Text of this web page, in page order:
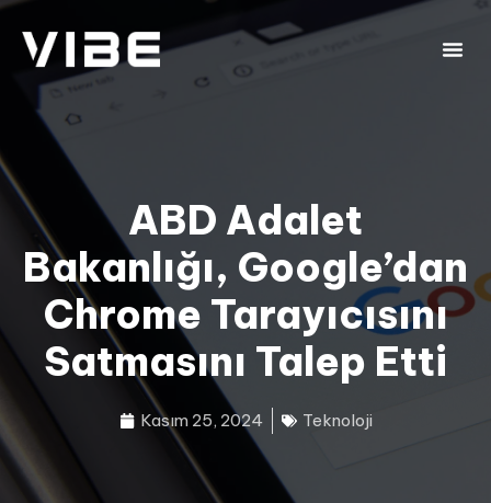
ABD Adalet
Bakanlığı, Google’dan
Chrome Tarayıcısını
Satmasını Talep Etti
Kasım 25, 2024 Teknoloji